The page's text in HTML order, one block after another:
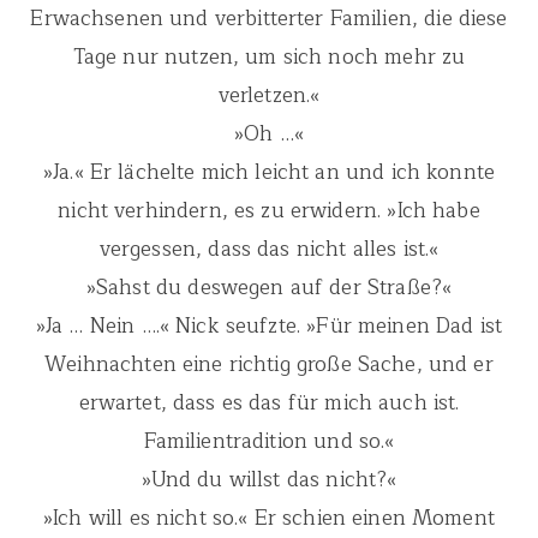
Erwachsenen und verbitterter Familien, die diese
Tage nur nutzen, um sich noch mehr zu
verletzen.«
»Oh …«
»Ja.« Er lächelte mich leicht an und ich konnte
nicht verhindern, es zu erwidern. »Ich habe
vergessen, dass das nicht alles ist.«
»Sahst du deswegen auf der Straße?«
»Ja … Nein ….« Nick seufzte. »Für meinen Dad ist
Weihnachten eine richtig große Sache, und er
erwartet, dass es das für mich auch ist.
Familientradition und so.«
»Und du willst das nicht?«
»Ich will es nicht so.« Er schien einen Moment